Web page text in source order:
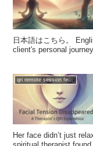
日本語はこちら。
client's personal
qri remote session feedback
Her face didn’t just